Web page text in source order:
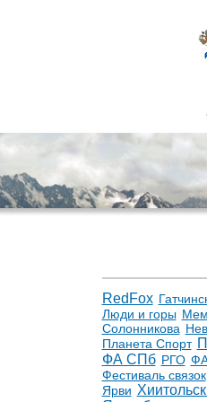
RedFox
Люди и горы
Солонникова
Планета Спорт
ФА СПб РГО
Фестиваль связок
Ярви